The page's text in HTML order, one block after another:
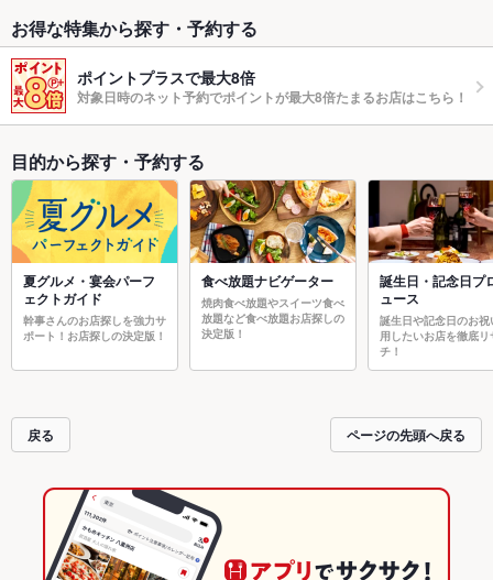
お得な特集から探す・予約する
ポイントプラスで最大8倍
対象日時のネット予約でポイントが最大8倍たまるお店はこちら！
目的から探す・予約する
夏グルメ・宴会パーフ
ェクトガイド
幹事さんのお店探しを強力サ
ポート！お店探しの決定版！
食べ放題ナビゲーター
焼肉食べ放題やスイーツ食べ
放題など食べ放題お店探しの
決定版！
誕生日・記念日プ
ュース
誕生日や記念日のお祝
用したいお店を徹底リ
チ！
戻る ページの先頭へ戻る